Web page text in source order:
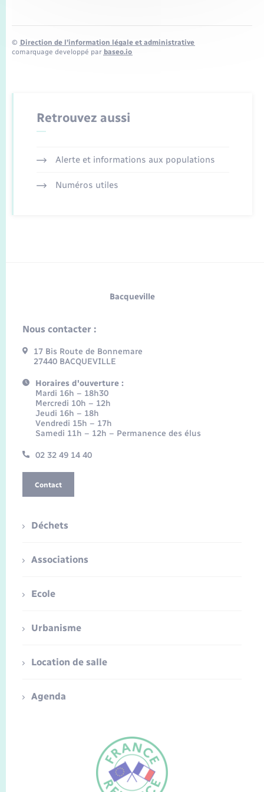
FR
© Direction de l’information légale et administrative
comarquage developpé par baseo.io
Retrouvez aussi
Alerte et informations aux populations
Numéros utiles
Bacqueville
Nous contacter :
17 Bis Route de Bonnemare
27440 BACQUEVILLE
Horaires d'ouverture :
Mardi 16h – 18h30
Mercredi 10h – 12h
Jeudi 16h – 18h
Vendredi 15h – 17h
Samedi 11h – 12h – Permanence des élus
02 32 49 14 40
Contact
Déchets
Associations
Ecole
Urbanisme
Location de salle
Agenda